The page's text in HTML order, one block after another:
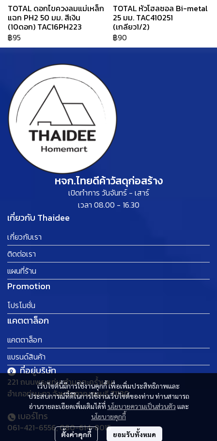
TOTAL ดอกไขควงลมแม่เหล็ก
แฉก PH2 50 มม. สีเงิน
(10ดอก) TAC16PH223
฿95
TOTAL หัวโฮลซอล Bi-metal
25 มม. TAC410251
(เกลียว1/2)
฿90
เว็บไซต์นี้มีการใช้งานคุกกี้ เพื่อเพิ่มประสิทธิภาพและ
ประสบการณ์ที่ดีในการใช้งานเว็บไซต์ของท่าน ท่านสามารถ
อ่านรายละเอียดเพิ่มเติมได้ที่ นโยบายความเป็นส่วนตัว และ
นโยบายคุกกี้
ตั้งค่าคุกกี้ ยอมรับทั้งหมด
หจก.ไทยดีค้าวัสดุก่อสร้าง
เปิดทำการ วันจันทร์ - เสาร์
เวลา 08.00 - 16.30
เกี่ยวกับ Thaidee
เกี่ยวกับเรา
ติดต่อเรา
แผนที่ร้าน
Promotion
โปรโมชั่น
แคตตาล็อก
แคตตาล็อก
แบรนด์สินค้า
ที่อยู่บริษัท
221 ถนนพระแท่น ตำบลตะคร้ำเอน
อำเภอท่ามะกา จังหวัดกาญจนบุรี 71130
เบอร์โทร
061-421-6556, 080-614-8015